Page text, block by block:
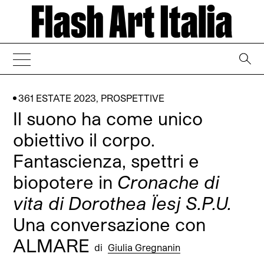
361 ESTATE 2023, PROSPETTIVE
Il suono ha come unico
obiettivo il corpo.
Fantascienza, spettri e
biopotere in Cronache di
vita di Dorothea Ïesj S.P.U.
Una conversazione con
ALMAREdi Giulia Gregnanin